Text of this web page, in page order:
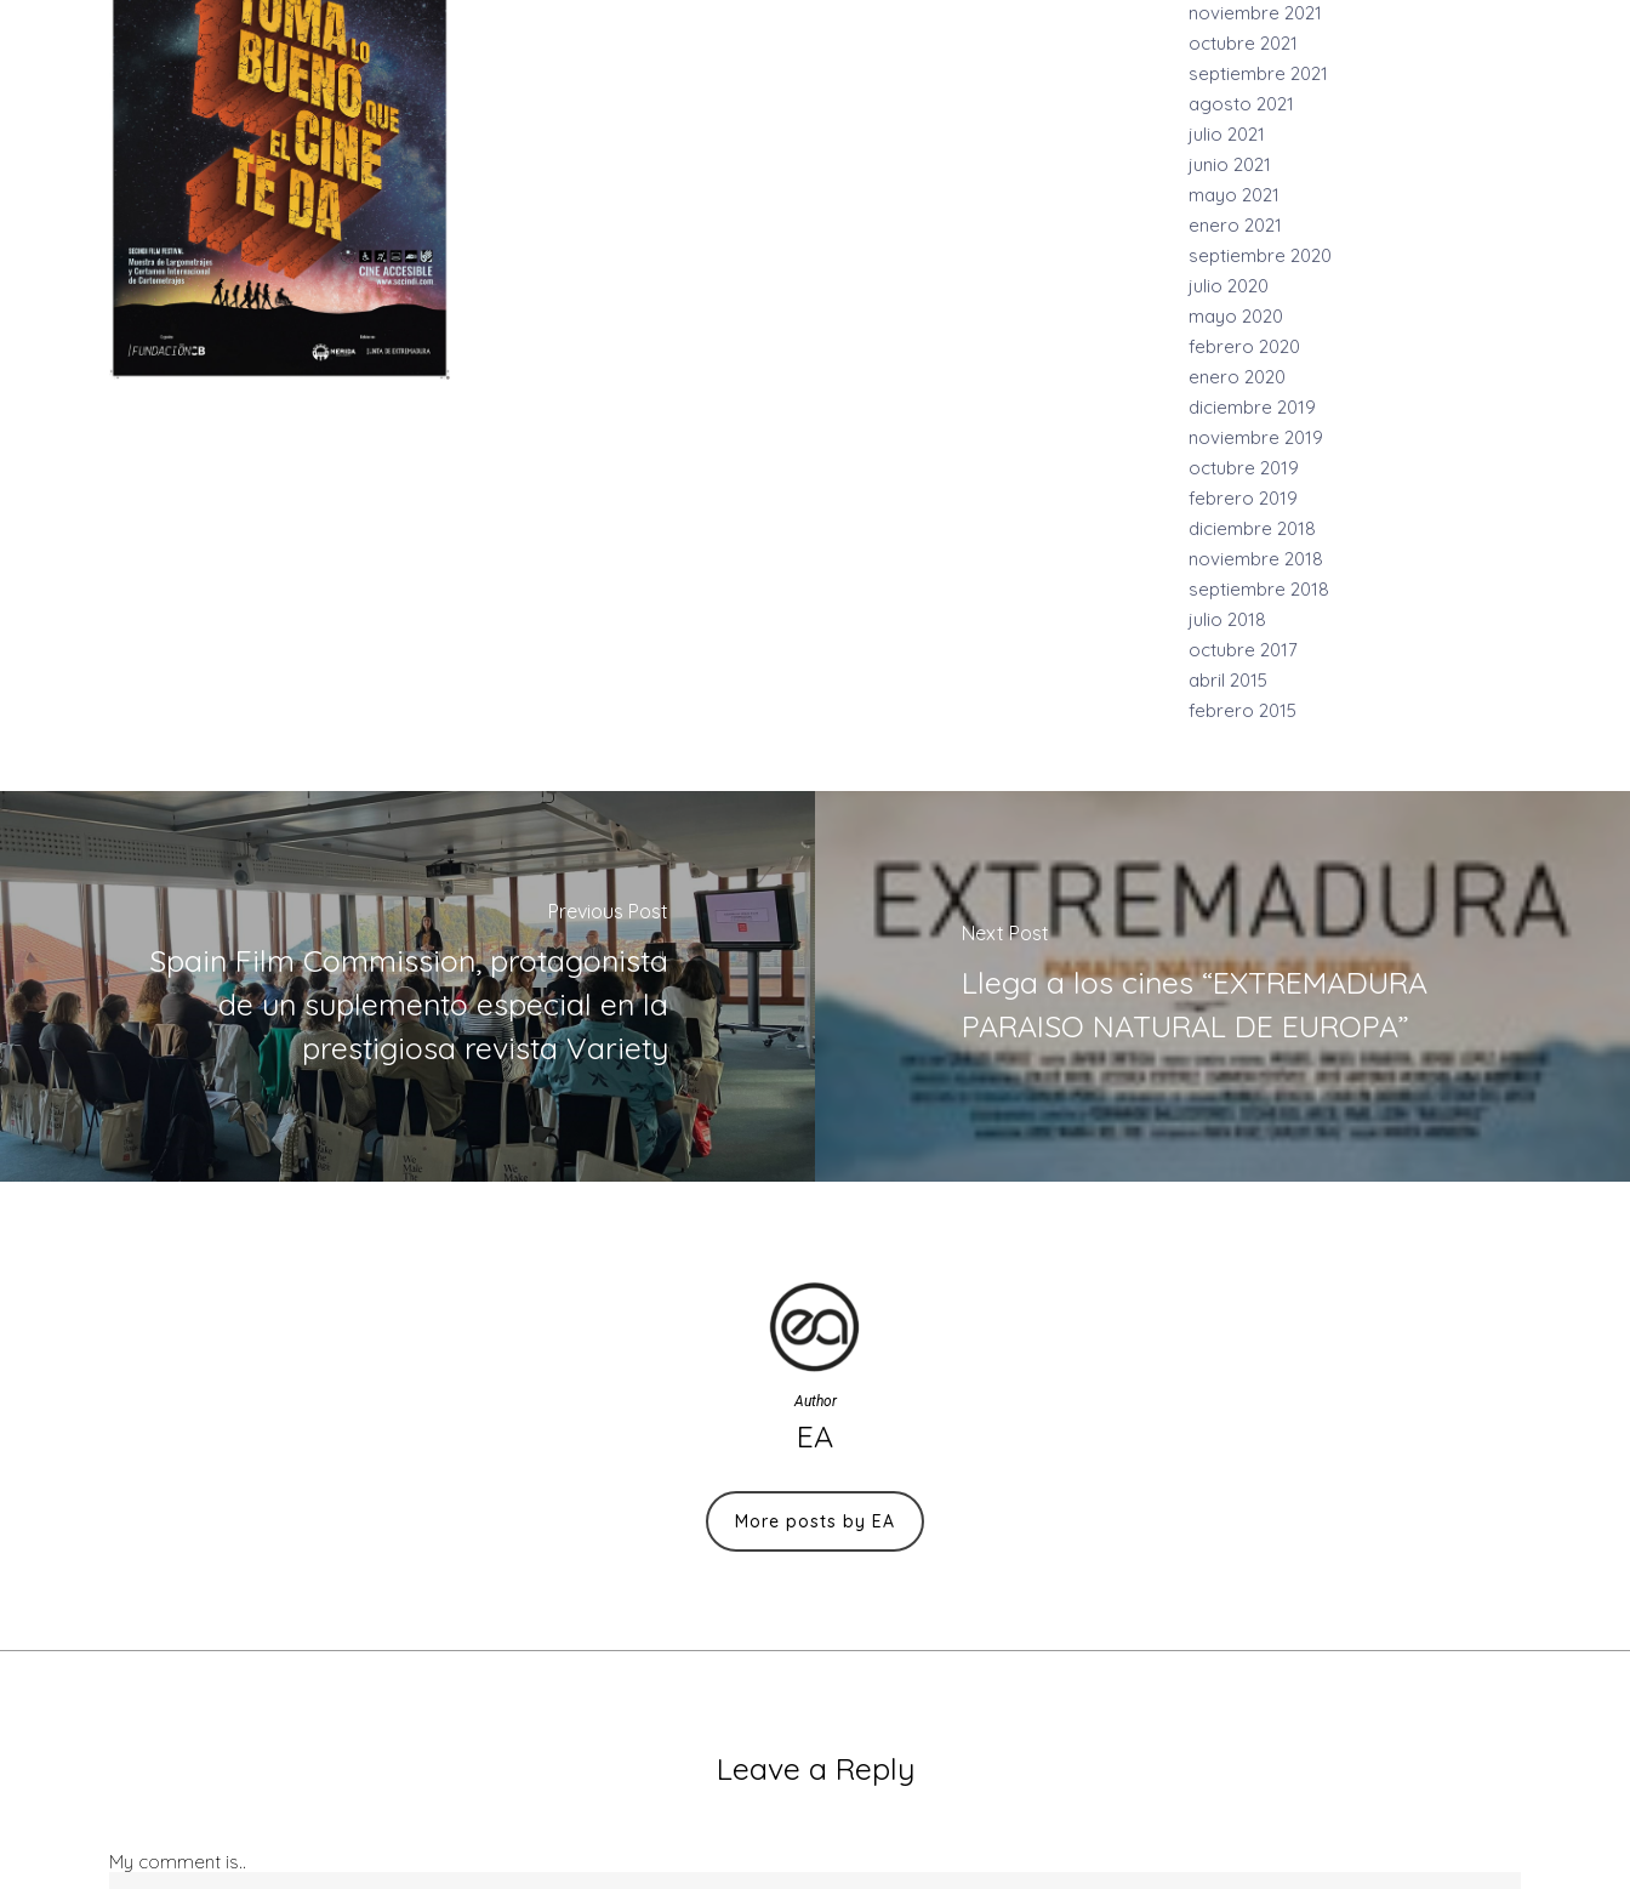
noviembre 2021
octubre 2021
septiembre 2021
agosto 2021
julio 2021
junio 2021
mayo 2021
enero 2021
septiembre 2020
julio 2020
mayo 2020
febrero 2020
enero 2020
diciembre 2019
noviembre 2019
octubre 2019
febrero 2019
diciembre 2018
noviembre 2018
septiembre 2018
julio 2018
octubre 2017
abril 2015
febrero 2015
Previous Post
Spain Film Commission, protagonista
de un suplemento especial en la
prestigiosa revista Variety
Next Post
Llega a los cines “EXTREMADURA
PARAISO NATURAL DE EUROPA”
Author
EA
More posts by EA
Leave a Reply
My comment is..